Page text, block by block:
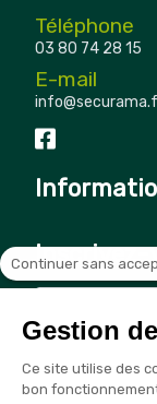
Téléphone
03 80 74 28 15
E-mail
Inscrivez-
Vous pouvez
lien présent dans
Continuer sans
Gestion
Ce site utilise des
bon